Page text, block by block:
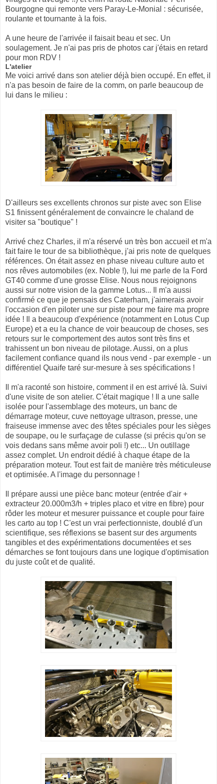
Bourgogne qui remonte vers Paray-Le-Monial : sécurisée,
roulante et tournante à la fois.
A une heure de l'arrivée il faisait beau et sec. Un
soulagement. Je n'ai pas pris de photos car j'étais en retard
pour mon RDV !
L'atelier
Me voici arrivé dans son atelier déjà bien occupé. En effet, il
n'a pas besoin de faire de la comm, on parle beaucoup de
lui dans le milieu :
D'ailleurs ses excellents chronos sur piste avec son Elise
S1 finissent généralement de convaincre le chaland de
visiter sa "boutique" !
Arrivé chez Charles, il m'a réservé un très bon accueil et m'a
fait faire le tour de sa bibliothèque, j'ai pris note de quelques
références. On était assez en phase niveau culture auto et
nos rêves automobiles (ex. Noble !), lui me parle de la Ford
GT40 comme d'une grosse Elise. Nous nous rejoignons
aussi sur notre vision de la gamme Lotus... Il m'a aussi
confirmé ce que je pensais des Caterham, j'aimerais avoir
l'occasion d'en piloter une sur piste pour me faire ma propre
idée ! Il a beaucoup d'expérience (notamment en Lotus Cup
Europe) et a eu la chance de voir beaucoup de choses, ses
retours sur le comportement des autos sont très fins et
trahissent un bon niveau de pilotage. Aussi, on a plus
facilement confiance quand ils nous vend - par exemple - un
différentiel Quaife taré sur-mesure à ses spécifications !
Il m'a raconté son histoire, comment il en est arrivé là. Suivi
d'une visite de son atelier. C'était magique ! Il a une salle
isolée pour l'assemblage des moteurs, un banc de
démarrage moteur, cuve nettoyage ultrason, presse, une
fraiseuse immense avec des têtes spéciales pour les sièges
de soupape, ou le surfaçage de culasse (si précis qu'on se
vois dedans sans même avoir poli !) etc... Un outillage
assez complet. Un endroit dédié à chaque étape de la
préparation moteur. Tout est fait de manière très méticuleuse
et optimisée. A l'image du personnage !
Il prépare aussi une pièce banc moteur (entrée d'air +
extracteur 20.000m3/h + triples placo et vitre en fibre) pour
rôder les moteur et mesurer puissance et couple pour faire
les carto au top ! C'est un vrai perfectionniste, doublé d'un
scientifique, ses réflexions se basent sur des arguments
tangibles et des expérimentations documentées et ses
démarches se font toujours dans une logique d'optimisation
du juste coût et de qualité.